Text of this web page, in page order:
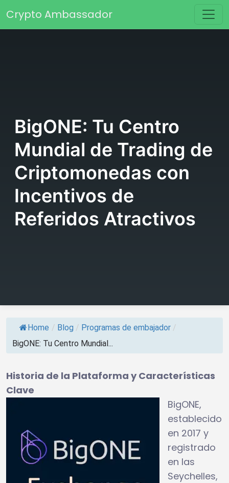
Navegación principal
Crypto Ambassador
BigONE: Tu Centro
Mundial de Trading de
Criptomonedas con
Incentivos de
Referidos Atractivos
Home / Blog / Programas de embajador /
BigONE: Tu Centro Mundial...
Historia de la Plataforma y Características
Clave
BigONE,
establecido
en 2017 y
registrado
en las
Seychelles,